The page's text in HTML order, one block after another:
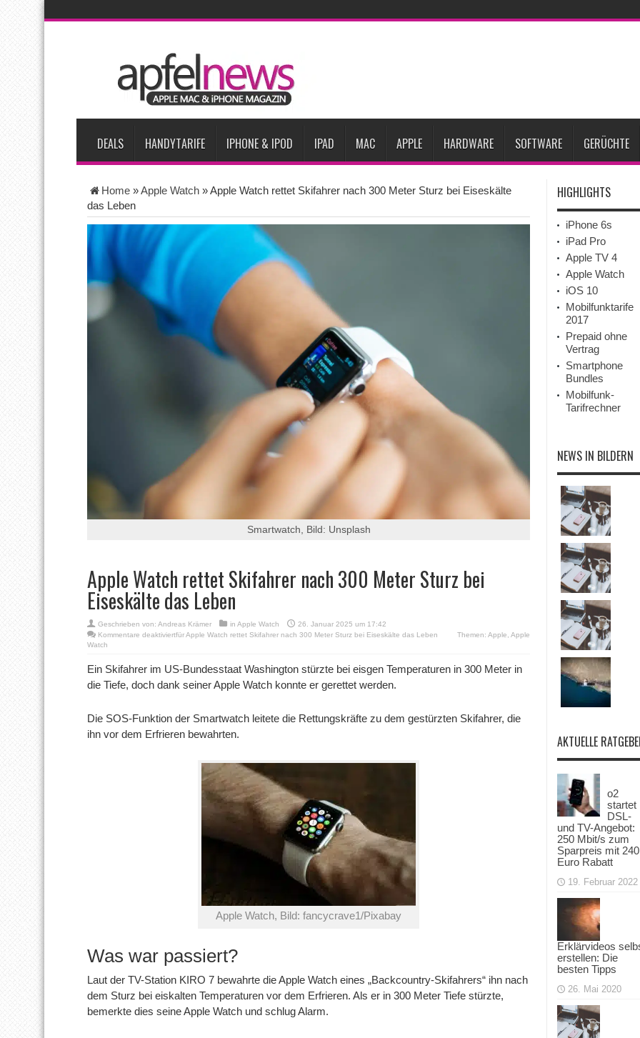
iPhone Ultra lässt Verkauf faltbarer Smartphones 2026 um 20 Prozent steigen
iPhone 18 Pro: Diese 3 großen Upgrades bringt das Top-Modell
iPhone Air 2 für Anfang 2027 erwartet Apples vermutete AirPods mit Kameras sollen bereits im September erscheinen
Apple erzielt 49 Prozent des weltweiten Smartphone-Umsatzes im 2. Quartal
DEALS HANDYTARIFE IPHONE & IPOD IPAD MAC APPLE HARDWARE SOFTWARE GERÜCHTE
Home »Apple Watch »Apple Watch rettet Skifahrer nach 300 Meter Sturz bei Eiseskälte
das Leben
Smartwatch, Bild: Unsplash
Apple Watch rettet Skifahrer nach 300 Meter Sturz bei
Eiseskälte das Leben
Geschrieben von: Andreas Krämer in Apple Watch
26. Januar 2025 um 17:42
Kommentare deaktiviertfür Apple Watch rettet Skifahrer nach 300 Meter Sturz bei Eiseskälte das Leben Themen: Apple, Apple
Watch
Ein Skifahrer im US-Bundesstaat Washington stürzte bei eisgen Temperaturen in 300 Meter in
die Tiefe, doch dank seiner Apple Watch konnte er gerettet werden.
Die SOS-Funktion der Smartwatch leitete die Rettungskräfte zu dem gestürzten Skifahrer, die
ihn vor dem Erfrieren bewahrten.
Apple Watch, Bild: fancycrave1/Pixabay
Was war passiert?
Laut der TV-Station KIRO 7 bewahrte die Apple Watch eines „Backcountry-Skifahrers“ ihn nach
dem Sturz bei eiskalten Temperaturen vor dem Erfrieren. Als er in 300 Meter Tiefe stürzte,
bemerkte dies seine Apple Watch und schlug Alarm.
HIGHLIGHTS
iPhone 6s
iPad Pro
Apple TV 4
Apple Watch
iOS 10
Mobilfunktarife
2017
Prepaid ohne
Vertrag
Smartphone
Bundles
Mobilfunk-
Tarifrechner
NEWS IN BILDERN
AKTUELLE
o2
startet
DSL-
und TV-Angebot:
250 Mbit/s zum
Sparpreis mit 240
Euro Rabatt
19. Februar 2022
Erklärvideos
erstellen: Die
besten Tipps
26. Mai 2020